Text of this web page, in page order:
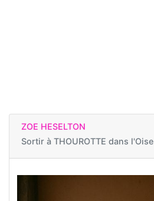
ZOE HESELTON
Sortir à THOUROTTE dans l'Oise